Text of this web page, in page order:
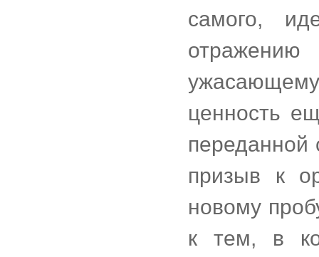
самого,
ценность
переданной
призыв к
новому
к тем, в